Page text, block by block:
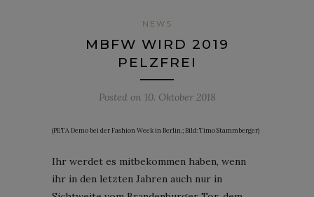
NEWS
MBFW WIRD 2019
PELZFREI
Posted on 10. Oktober 2018
(PETA Demo bei der Fashion Week in Berlin.; Bild: Timo Stammberger)
Ihr werdet es mitbekommen haben, wenn
ihr in den letzten Jahren auch nur in